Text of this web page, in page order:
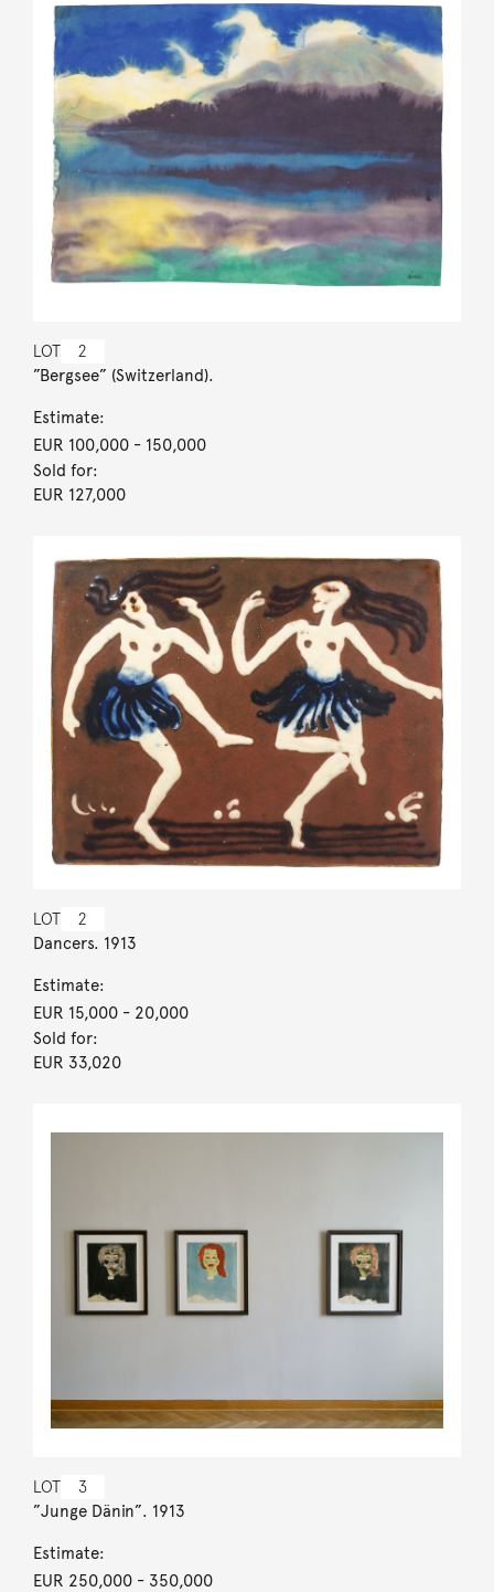
LOT 2
”Bergsee” (Switzerland).
Estimate:
EUR 100,000- 150,000
Sold for:
EUR 127,000
LOT 2
Dancers. 1913
Estimate:
EUR 15,000- 20,000
Sold for:
EUR 33,020
LOT 3
”Junge Dänin”. 1913
Estimate:
EUR 250,000- 350,000